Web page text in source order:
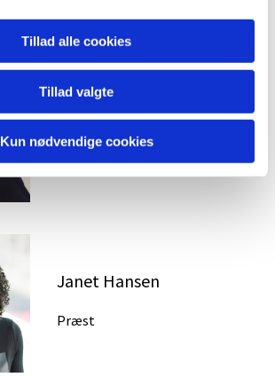
Tillad alle cookies
Tillad valgte
Kun nødvendige cookies
Janet Hansen
Præst
Janet Hansen
Præst